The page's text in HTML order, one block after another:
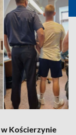
Kościerzynie